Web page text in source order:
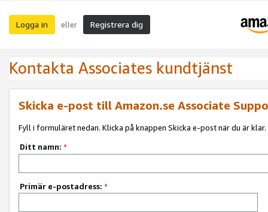
Logga in eller Registrera dig
Kontakta Associates kundtjänst
Skicka e-post till Amazon.se Associate
Fyll i formuläret nedan. Klicka på knappen Skicka e-post när du är klar.
Ditt namn: *
Primär e-postadress: *